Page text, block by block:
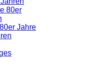
80er
Jahre